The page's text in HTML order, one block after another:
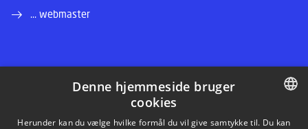
... webmaster
LINKEDIN
DANISH
Denne hjemmeside bruger
cookies
Herunder kan du vælge hvilke formål du vil give samtykke til. Du kan